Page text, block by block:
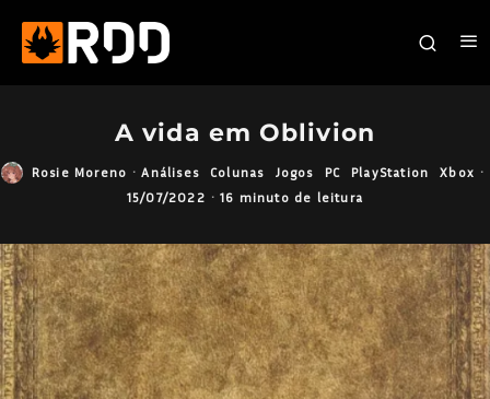
A vida em Oblivion
Rosie Moreno · Análises Colunas Jogos PC PlayStation Xbox ·
15/07/2022 · 16 minuto de leitura